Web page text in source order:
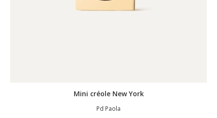
Mini créole New York
Pd Paola